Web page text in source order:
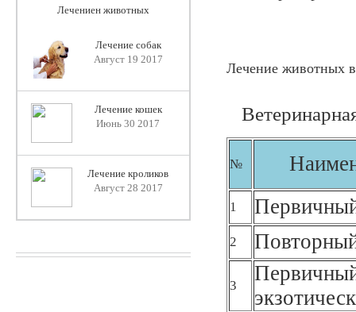
Лечениен животных
Лечение собак
Август 19 2017
Лечение кошек
Июнь 30 2017
Лечение кроликов
Август 28 2017
Лечение животных
№
1
2
3